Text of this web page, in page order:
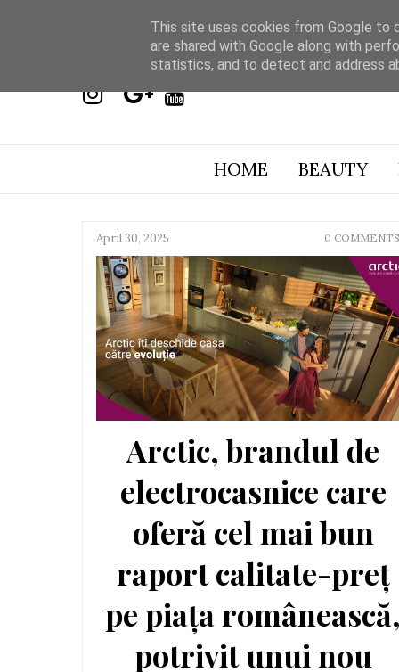
HOME BEAUTY
April 30, 2025 0 COMMENTS
Arctic, brandul de
electrocasnice care
oferă cel mai bun
raport calitate-preț
pe piața
potrivit unui nou
This site uses cookies from Google to
are shared with Google along with
statistics, and to detect and address